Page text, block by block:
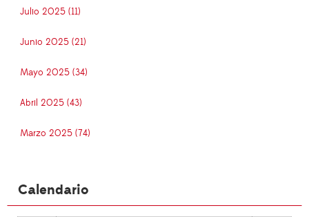
Julio 2025 (11)
Junio 2025 (21)
Mayo 2025 (34)
Abril 2025 (43)
Marzo 2025 (74)
Calendario